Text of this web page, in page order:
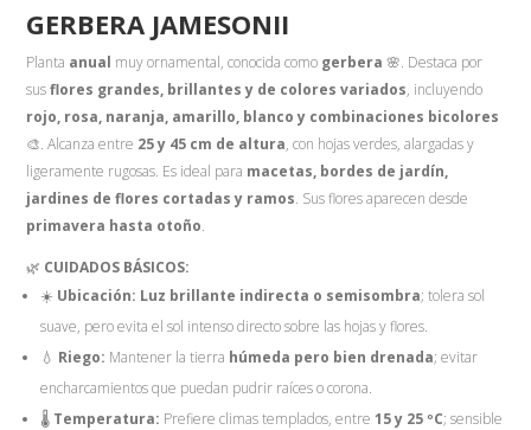
GERBERA JAMESONII
Planta anual muy ornamental, conocida como gerbera 🌸. Destaca por
susflores grandes, brillantes y de colores variados, incluyendo
rojo, rosa, naranja, amarillo, blanco y combinaciones bicolores
🎨. Alcanza entre 25 y 45 cm de altura, con hojas verdes, alargadas y
ligeramente rugosas. Es ideal para macetas, bordes de jardín,
jardines de flores cortadas y ramos. Sus flores aparecen desde
primavera hasta otoño.
🌿 CUIDADOS BÁSICOS:
☀️ Ubicación: Luz brillante indirecta o semisombra; tolera sol
suave, pero evita el sol intenso directo sobre las hojas y flores.
💧 Riego: Mantener la tierra húmeda pero bien drenada; evitar
encharcamientos que puedan pudrir raíces o corona.
🌡️ Temperatura: Prefiere climas templados, entre15 y 25 ºC; sensible